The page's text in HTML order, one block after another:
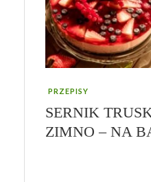
PRZEPISY
SERNIK
ZIMNO – NA